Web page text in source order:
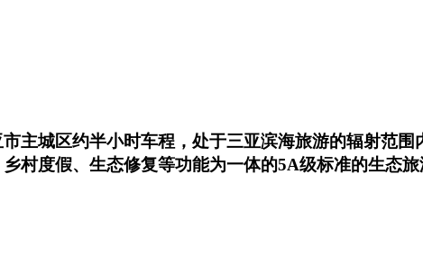
主城区约半小时车程，处于三亚滨海旅游的辐射范
村度假、生态修复等功能为一体的5A级标准的生态旅